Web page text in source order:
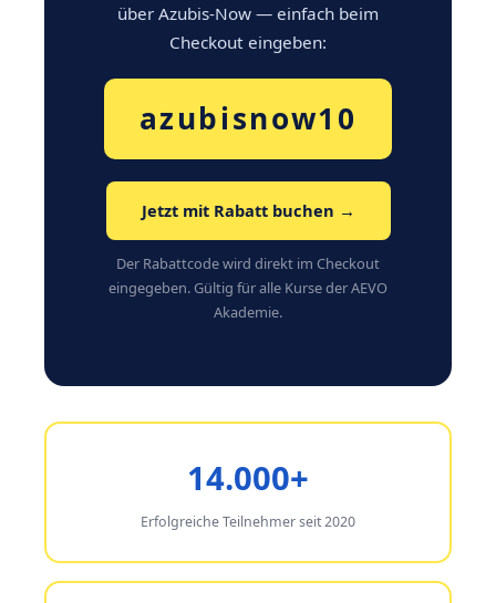
über Azubis-Now — einfach beim
Checkout eingeben:
azubisnow10
Jetzt mit Rabatt buchen →
Der Rabattcode wird direkt im Checkout
eingegeben. Gültig für alle Kurse der AEVO
Akademie.
14.000+
Erfolgreiche Teilnehmer seit 2020